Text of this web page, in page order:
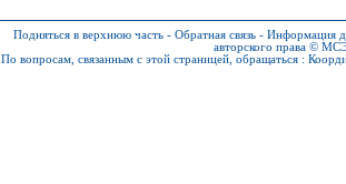
Подняться в верхнюю часть - Обратная связь - Информация
авторского права ©
По вопросам, связанным с этой страницей, обращаться :